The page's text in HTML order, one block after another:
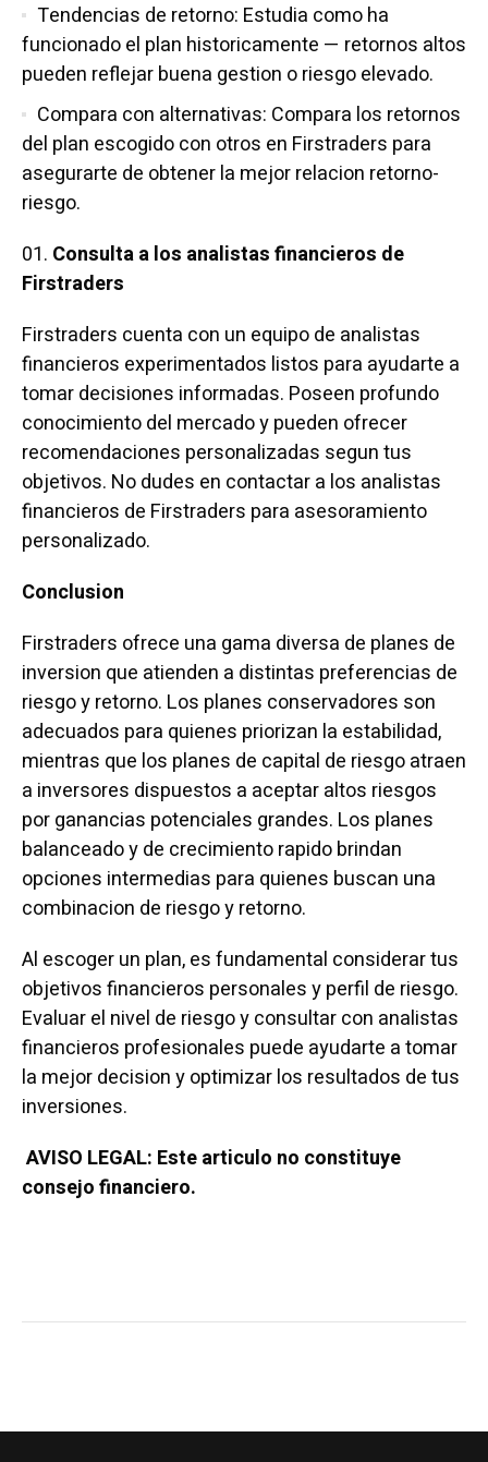
Tendencias de retorno: Estudia como ha
funcionado el plan historicamente — retornos altos
pueden reflejar buena gestion o riesgo elevado.
Compara con alternativas: Compara los retornos
del plan escogido con otros en Firstraders para
asegurarte de obtener la mejor relacion retorno-
riesgo.
Consulta a los analistas financieros de
Firstraders
Firstraders cuenta con un equipo de analistas
financieros experimentados listos para ayudarte a
tomar decisiones informadas. Poseen profundo
conocimiento del mercado y pueden ofrecer
recomendaciones personalizadas segun tus
objetivos. No dudes en contactar a los analistas
financieros de Firstraders para asesoramiento
personalizado.
Conclusion
Firstraders ofrece una gama diversa de planes de
inversion que atienden a distintas preferencias de
riesgo y retorno. Los planes conservadores son
adecuados para quienes priorizan la estabilidad,
mientras que los planes de capital de riesgo atraen
a inversores dispuestos a aceptar altos riesgos
por ganancias potenciales grandes. Los planes
balanceado y de crecimiento rapido brindan
opciones intermedias para quienes buscan una
combinacion de riesgo y retorno.
Al escoger un plan, es fundamental considerar tus
objetivos financieros personales y perfil de riesgo.
Evaluar el nivel de riesgo y consultar con analistas
financieros profesionales puede ayudarte a tomar
la mejor decision y optimizar los resultados de tus
inversiones.
AVISO LEGAL: Este articulo no constituye
consejo financiero.